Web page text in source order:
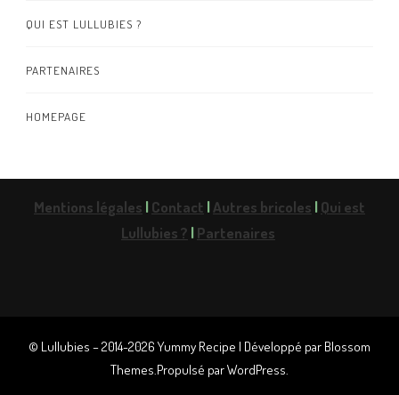
QUI EST LULLUBIES ?
PARTENAIRES
HOMEPAGE
Mentions légales |Contact |Autres bricoles |Qui est
Lullubies ? |Partenaires
© Lullubies – 2014-2026Yummy Recipe | Développé par Blossom
Themes.Propulsé parWordPress.